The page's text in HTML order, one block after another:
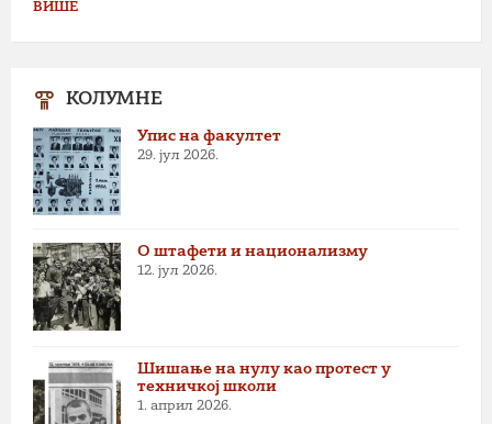
ВИШЕ
КОЛУМНЕ
Упис на факултет
29. јул 2026.
О штафети и национализму
12. јул 2026.
Шишање на нулу као протест у
техничкој школи
1. април 2026.